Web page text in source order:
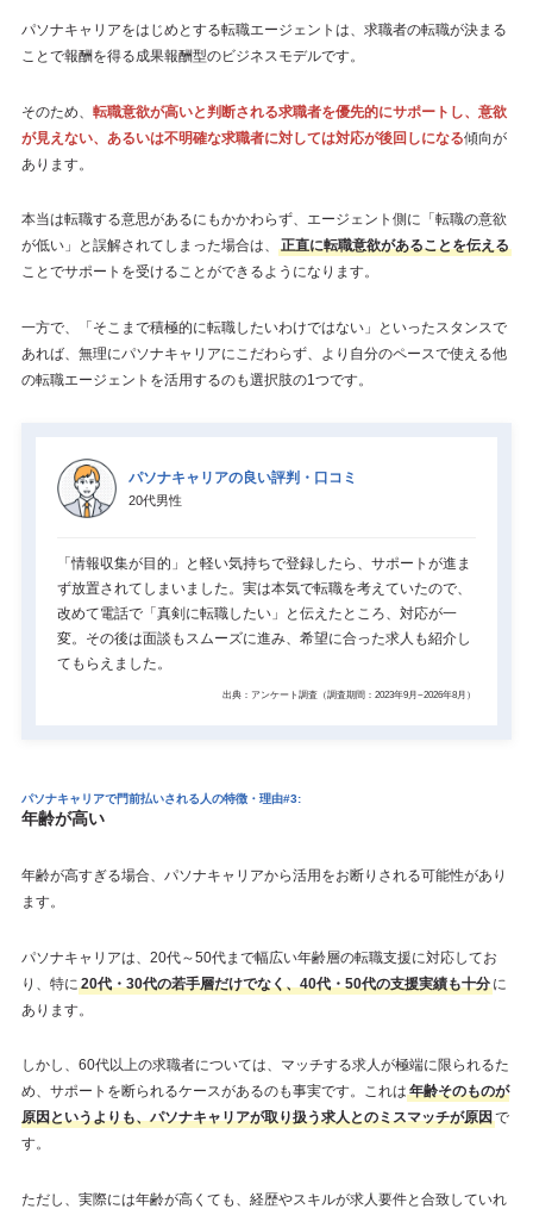
パソナキャリアをはじめとする転職エージェントは、求職者の転職が決まる
ことで報酬を得る成果報酬型のビジネスモデルです。
そのため、 転職意欲が高いと判断される求職者を優先的にサポートし、意欲
が見えない、あるいは不明確な求職者に対しては対応が後回しになる傾向が
あります。
本当は転職する意思があるにもかかわらず、エージェント側に「転職の意欲
が低い」と誤解されてしまった場合は、
正直に転職意欲があることを伝える
ことでサポートを受けることができるようになります。
一方で、「そこまで積極的に転職したいわけではない」といったスタンスで
あれば、無理にパソナキャリアにこだわらず、より自分のペースで使える他
の転職エージェントを活用するのも選択肢の1つです。
パソナキャリアの良い評判・口コミ
20代男性
「情報収集が目的」と軽い気持ちで登録したら、サポートが進ま
ず放置されてしまいました。実は本気で転職を考えていたので、
改めて電話で「真剣に転職したい」と伝えたところ、対応が一
変。その後は面談もスムーズに進み、希望に合った求人も紹介し
てもらえました。
出典：アンケート調査（調査期間：2023年9月~2026年8月）
パソナキャリアで門前払いされる人の特徴・理由#3:
年齢が高い
年齢が高すぎる場合、パソナキャリアから活用をお断りされる可能性があり
ます。
パソナキャリアは、20代～50代まで幅広い年齢層の転職支援に対応してお
り、特に 20代・30代の若手層だけでなく、40代・50代の支援実績も十分 に
あります。
しかし、60代以上の求職者については、マッチする求人が極端に限られるた
め、サポートを断られるケースがあるのも事実です。これは 年齢そのものが
原因というよりも、パソナキャリアが取り扱う求人とのミスマッチが原因で
す。
ただし、実際には年齢が高くても、経歴やスキルが求人要件と合致していれ